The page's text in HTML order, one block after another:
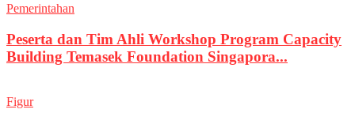
Pemerintahan
Peserta dan Tim Ahli Workshop Program Capacity
Building Temasek Foundation Singapora...
Figur